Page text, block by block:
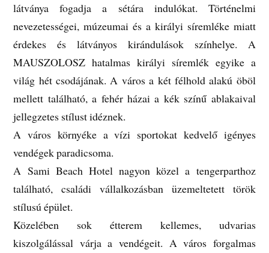
látványa fogadja a sétára indulókat. Történelmi
nevezetességei, múzeumai és a királyi síremléke miatt
érdekes és látványos kirándulások színhelye. A
MAUSZOLOSZ hatalmas királyi síremlék egyike a
világ hét csodájának. A város a két félhold alakú öböl
mellett található, a fehér házai a kék színű ablakaival
jellegzetes stílust idéznek.
A város környéke a vízi sportokat kedvelő igényes
vendégek paradicsoma.
A Sami Beach Hotel nagyon közel a tengerparthoz
található, családi vállalkozásban üzemeltetett török
stílusú épület.
Közelében sok étterem kellemes, udvarias
kiszolgálással várja a vendégeit. A város forgalmas